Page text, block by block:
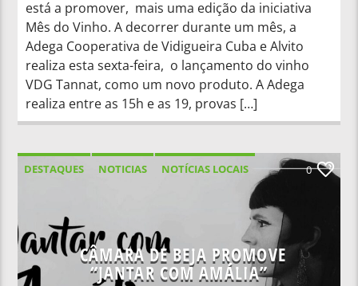
está a promover, mais uma edição da iniciativa
Mês do Vinho. A decorrer durante um mês, a
Adega Cooperativa de Vidigueira Cuba e Alvito
realiza esta sexta-feira, o lançamento do vinho
VDG Tannat, como um novo produto. A Adega
realiza entre as 15h e as 19, provas […]
DESTAQUES NOTICIAS
NOTÍCIAS LOCAIS
0
CÂMARA DE BEJA PROMOVE
“JANTAR COM AMÁLIA”